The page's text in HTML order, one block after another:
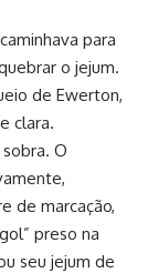
para
o jejum.
de Ewerton,
clara.
O
de marcação,
preso na
seu jejum de